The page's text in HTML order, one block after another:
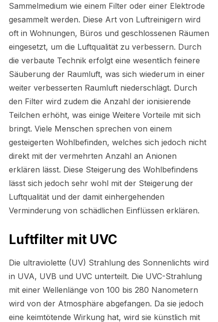
Sammelmedium wie einem Filter oder einer Elektrode
gesammelt werden. Diese Art von Luftreinigern wird
oft in Wohnungen, Büros und geschlossenen Räumen
eingesetzt, um die Luftqualität zu verbessern. Durch
die verbaute Technik erfolgt eine wesentlich feinere
Säuberung der Raumluft, was sich wiederum in einer
weiter verbesserten Raumluft niederschlägt. Durch
den Filter wird zudem die Anzahl der ionisierende
Teilchen erhöht, was einige Weitere Vorteile mit sich
bringt. Viele Menschen sprechen von einem
gesteigerten Wohlbefinden, welches sich jedoch nicht
direkt mit der vermehrten Anzahl an Anionen
erklären lässt. Diese Steigerung des Wohlbefindens
lässt sich jedoch sehr wohl mit der Steigerung der
Luftqualität und der damit einhergehenden
Verminderung von schädlichen Einflüssen erklären.
Luftfilter mit UVC
Die ultraviolette (UV) Strahlung des Sonnenlichts wird
in UVA, UVB und UVC unterteilt. Die UVC-Strahlung
mit einer Wellenlänge von 100 bis 280 Nanometern
wird von der Atmosphäre abgefangen. Da sie jedoch
eine keimtötende Wirkung hat, wird sie künstlich mit